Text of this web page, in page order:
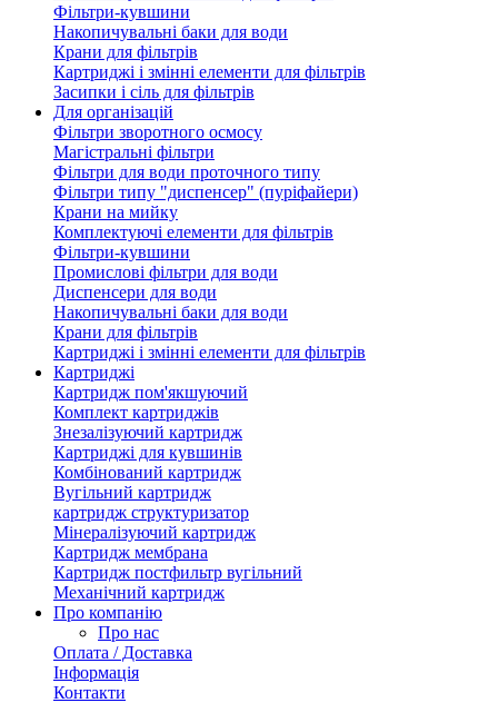
Фільтри-кувшини
Накопичувальні баки для води
Крани для фільтрів
Картриджі і змінні елементи для фільтрів
Засипки і сіль для фільтрів
Для організацій
Фільтри зворотного осмосу
Магістральні фільтри
Фільтри для води проточного типу
Фільтри типу "диспенсер" (пуріфайери)
Крани на мийку
Комплектуючі елементи для фільтрів
Фільтри-кувшини
Промислові фільтри для води
Диспенсери для води
Накопичувальні баки для води
Крани для фільтрів
Картриджі і змінні елементи для фільтрів
Картриджі
Картридж пом'якшуючий
Комплект картриджів
Знезалізуючий картридж
Картриджі для кувшинів
Комбінований картридж
Вугільний картридж
картридж структуризатор
Мінералізуючий картридж
Картридж мембрана
Картридж постфильтр вугільний
Механічний картридж
Про компанію
Про нас
Оплата / Доставка
Інформація
Контакти